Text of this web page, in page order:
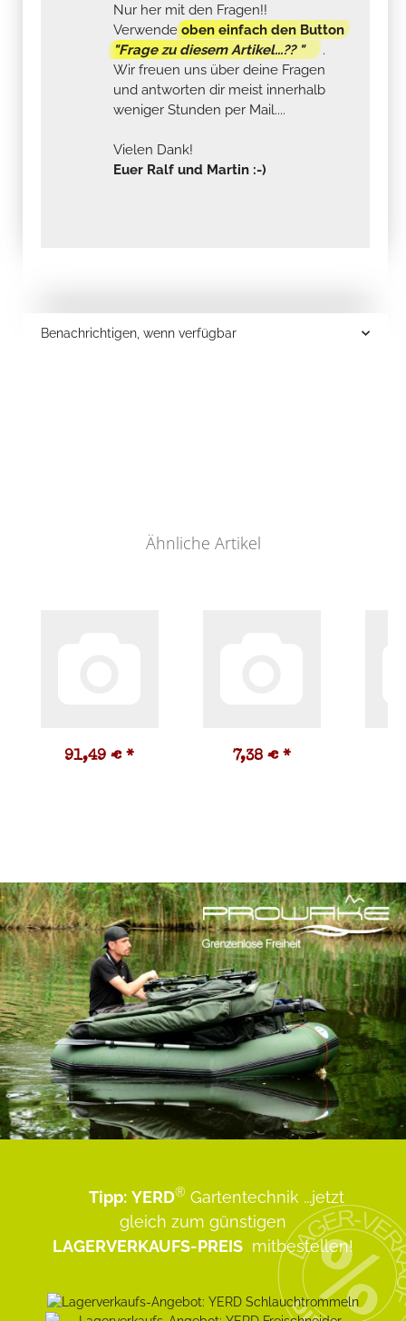
Nur her mit den Fragen!!
Verwendeoben einfach den Button
"Frage zu diesem Artikel...?? "
.
Wir freuen uns über deine Fragen
und antworten dir meist innerhalb
weniger Stunden per Mail....
Vielen Dank!
Euer Ralf und Martin :-)
Benachrichtigen, wenn verfügbar
Ähnliche Artikel
91,49 € * 7,38 € *
Tipp: YERD® Gartentechnik ...jetzt
gleich zum günstigen
LAGERVERKAUFS-PREIS mitbestellen!